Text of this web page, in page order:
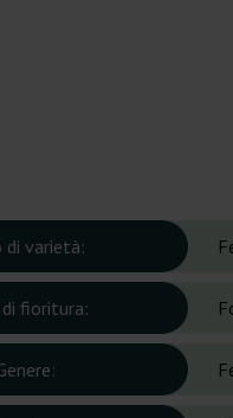
di varietà:
fioritura: